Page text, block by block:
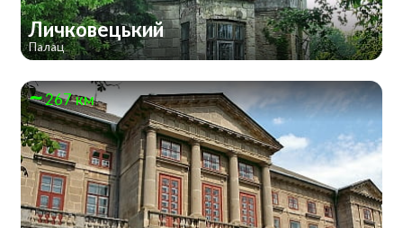
Личковецький
Палац
267 км